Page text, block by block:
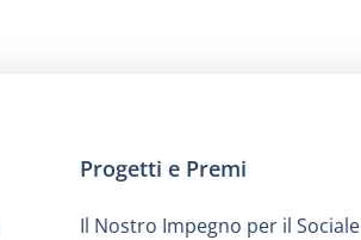
Progetti e Premi
Il Nostro Impegno per il Sociale